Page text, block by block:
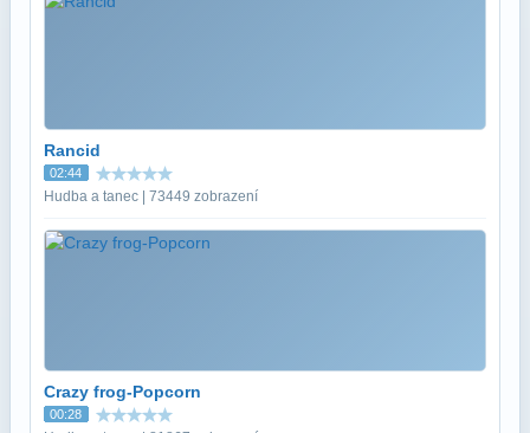
Rancid
02:44
Hudba a tanec | 73449 zobrazení
Crazy frog-Popcorn
00:28